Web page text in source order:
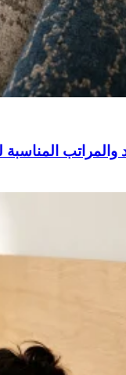
والمراتب